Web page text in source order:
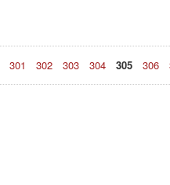
301 302 303 304 305 306